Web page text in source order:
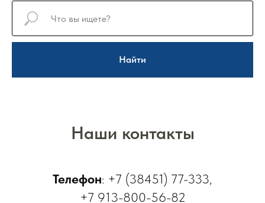
Найти
Наши контакты
Телефон: +7 (38451) 77-333,
+7 913-800-56-82